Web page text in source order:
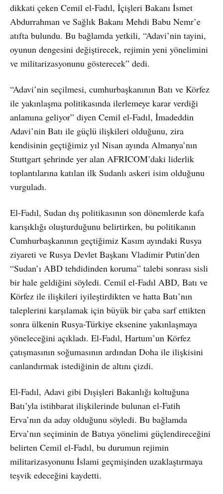
dikkati çeken Cemil el-Fadıl, İçişleri Bakanı İsmet
Abdurrahman ve Sağlık Bakanı Mehdi Babu Nemr’e
atıfta bulundu. Bu bağlamda yetkili, “Adavi’nin tayini,
oyunun dengesini değiştirecek, rejimin yeni yönelimini
ve militarizasyonunu gösterecek” dedi.
“Adavi’nin seçilmesi, cumhurbaşkanının Batı ve Körfez
ile yakınlaşma politikasında ilerlemeye karar verdiği
anlamına geliyor” diyen Cemil el-Fadıl, İmadeddin
Adavi’nin Batı ile güçlü ilişkileri olduğunu, zira
kendisinin geçtiğimiz yıl Nisan ayında Almanya’nın
Stuttgart şehrinde yer alan AFRICOM’daki liderlik
toplantılarına katılan ilk Sudanlı askeri isim olduğunu
vurguladı.
El-Fadıl, Sudan dış politikasının son dönemlerde kafa
karışıklığı oluşturduğunu belirtirken, bu politikanın
Cumhurbaşkanının geçtiğimiz Kasım ayındaki Rusya
ziyareti ve Rusya Devlet Başkanı Vladimir Putin’den
“Sudan’ı ABD tehdidinden koruma” talebi sonrası sisli
bir hale geldiğini söyledi. Cemil el-Fadıl ABD, Batı ve
Körfez ile ilişkileri iyileştirdikten ve hatta Batı’nın
taleplerini karşılamak için büyük bir çaba sarf ettikten
sonra ülkenin Rusya-Türkiye eksenine yakınlaşmaya
yöneleceğini açıkladı. El-Fadıl, Hartum’un Körfez
çatışmasının soğumasının ardından Doha ile ilişkisini
canlandırmak istediğinin de altını çizdi.
El-Fadıl, Adavi gibi Dışişleri Bakanlığı koltuğuna
Batı’yla istihbarat ilişkilerinde bulunan el-Fatih
Erva’nın da aday olduğunu söyledi. Bu bağlamda
Erva’nın seçiminin de Batıya yönelimi güçlendireceğini
belirten Cemil el-Fadıl, bu durumun rejimin
militarizasyonunu İslami geçmişinden uzaklaştırmaya
teşvik edeceğini kaydetti.